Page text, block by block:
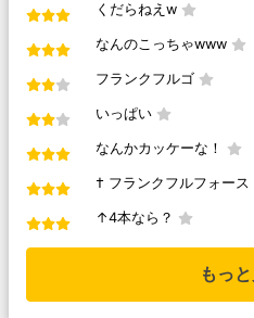
くだらねえw
なんのこっちゃwww
フランクフルゴ
いっぱい
なんかカッケーな！
† フランクフルフォース
↑4本なら？
もっ